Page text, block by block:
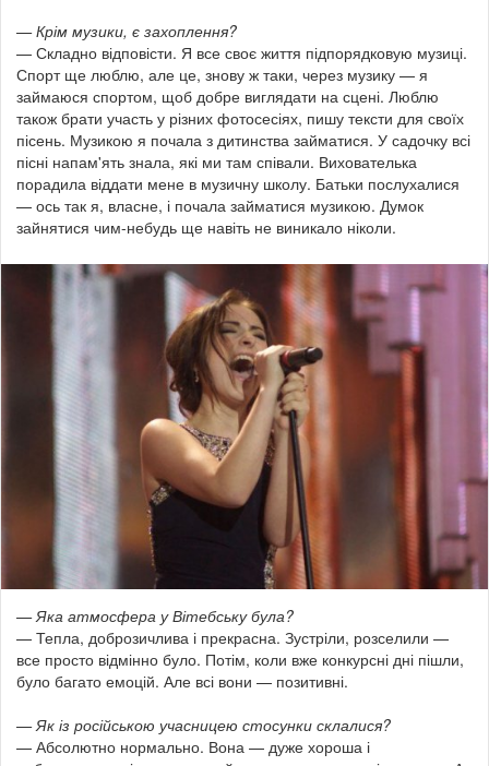
— Крім музики, є захоплення?
— Складно відповісти. Я все своє життя підпорядковую музиці.
Спорт ще люблю, але це, знову ж таки, через музику — я
займаюся спортом, щоб добре виглядати на сцені. Люблю
також брати участь у різних фотосесіях, пишу тексти для своїх
пісень. Музикою я почала з дитинства займатися. У садочку всі
пісні напам'ять знала, які ми там співали. Вихователька
порадила віддати мене в музичну школу. Батьки послухалися
— ось так я, власне, і почала займатися музикою. Думок
зайнятися чим-небудь ще навіть не виникало ніколи.
— Яка атмосфера у Вітебську була?
— Тепла, доброзичлива і прекрасна. Зустріли, розселили —
все просто відмінно було. Потім, коли вже конкурсні дні пішли,
було багато емоцій. Але всі вони — позитивні.
— Як із російською учасницею стосунки склалися?
— Абсолютно нормально. Вона — дуже хороша і